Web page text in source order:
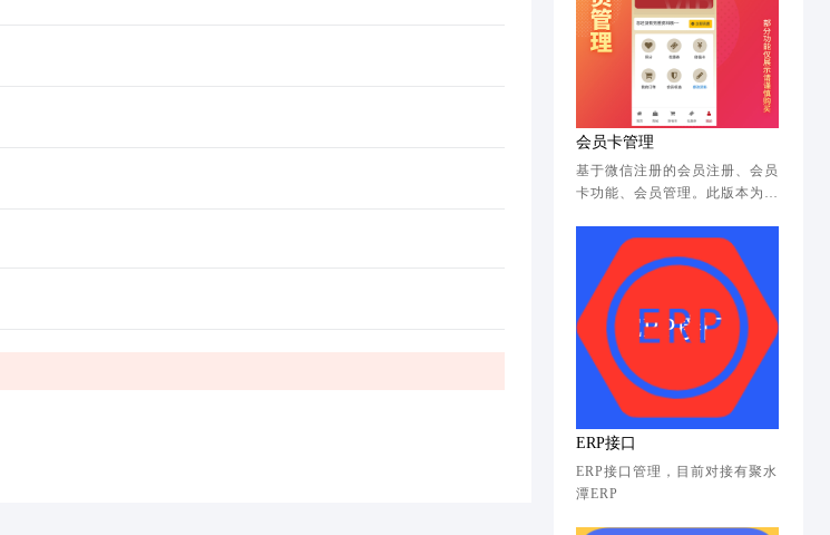
会员卡管理
基于微信注册的会员注册、会员
卡功能、会员管理。此版本为基
详情后，谨慎下单。如需要更完
整功能的，请购买功能版。
ERP接口
ERP接口管理，目前对接有聚水
潭ERP